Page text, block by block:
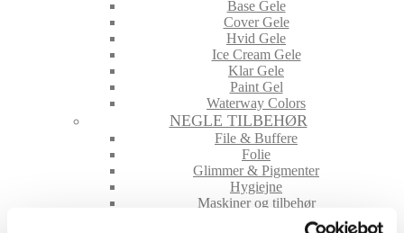
Base Gele
Cover Gele
Hvid Gele
Ice Cream Gele
Klar Gele
Paint Gel
Waterway Colors
NEGLE TILBEHØR
File & Buffere
Folie
Glimmer & Pigmenter
Hygiejne
Maskiner og tilbehør